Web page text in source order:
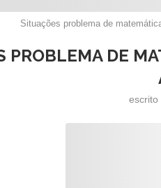
Situações problema de
PROBLEMA DE